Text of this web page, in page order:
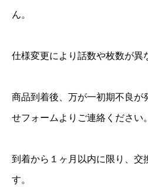
ん。
仕様変更により話数や枚数が異
商品到着後、万が一初期不良が
せフォームよりご連絡ください。
到着から１ヶ月以内に限り、交
す。